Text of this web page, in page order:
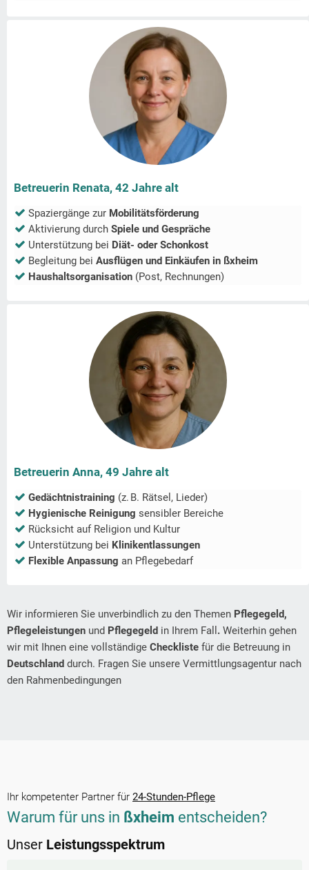
Betreuerin Renata, 42 Jahre alt
Spaziergänge zur Mobilitätsförderung
Aktivierung durch Spiele und Gespräche
Unterstützung bei Diät- oder Schonkost
Begleitung bei Ausflügen und Einkäufen in ßxheim
Haushaltsorganisation (Post, Rechnungen)
Betreuerin Anna, 49 Jahre alt
Gedächtnistraining (z. B. Rätsel, Lieder)
Hygienische Reinigung sensibler Bereiche
Rücksicht auf Religion und Kultur
Unterstützung bei Klinikentlassungen
Flexible Anpassung an Pflegebedarf
Wir informieren Sie unverbindlich zu den Themen Pflegegeld,
Pflegeleistungen und Pflegegeld in Ihrem Fall . Weiterhin gehen
wir mit Ihnen eine vollständige Checkliste für die Betreuung in
Deutschland durch. Fragen Sie unsere Vermittlungsagentur nach
den Rahmenbedingungen
Ihr kompetenter Partner für 24-Stunden-Pflege
Warum für uns in ßxheim entscheiden?
Unser Leistungsspektrum